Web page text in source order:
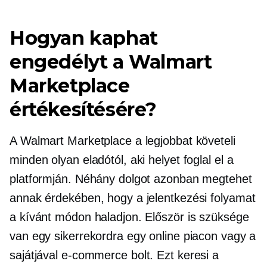
Hogyan kaphat
engedélyt a Walmart
Marketplace
értékesítésére?
A Walmart Marketplace a legjobbat követeli
minden olyan eladótól, aki helyet foglal el a
platformján. Néhány dolgot azonban megtehet
annak érdekében, hogy a jelentkezési folyamat
a kívánt módon haladjon. Először is szüksége
van egy sikerrekordra egy online piacon vagy a
sajátjával e-commercebolt. Ezt keresi a